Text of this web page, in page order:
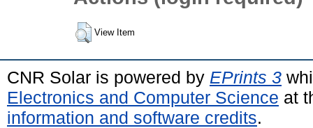
View Item
CNR Solar is powered by EPrints 3
Electronics and Computer Science at
information and software credits.